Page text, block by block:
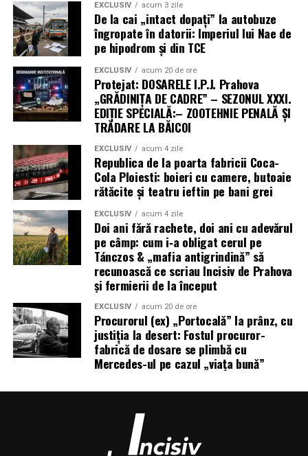
EXCLUSIV acum 3 zile
De la cai „intact dopați” la autobuze
îngropate în datorii: Imperiul lui Nae de
pe hipodrom și din TCE
EXCLUSIV acum 20 de ore
Protejat: DOSARELE I.P.J. Prahova
„GRĂDINIȚA DE CADRE” – SEZONUL XXXI.
EDIȚIE SPECIALĂ:– ZOOTEHNIE PENALĂ ȘI
TRĂDARE LA BĂICOI
EXCLUSIV acum 4 zile
Republica de la poarta fabricii Coca-
Cola Ploiesti: boieri cu camere, butoaie
rătăcite și teatru ieftin pe bani grei
EXCLUSIV acum 4 zile
Doi ani fără rachete, doi ani cu adevărul
pe câmp: cum i‑a obligat cerul pe
Tánczos & „mafia antigrindină” să
recunoască ce scriau Incisiv de Prahova
și fermierii de la început
EXCLUSIV acum 20 de ore
Procurorul (ex) „Portocală” la prânz, cu
justiția la desert: Fostul procuror-
fabrică de dosare se plimbă cu
Mercedes-ul pe cazul „viața bună”